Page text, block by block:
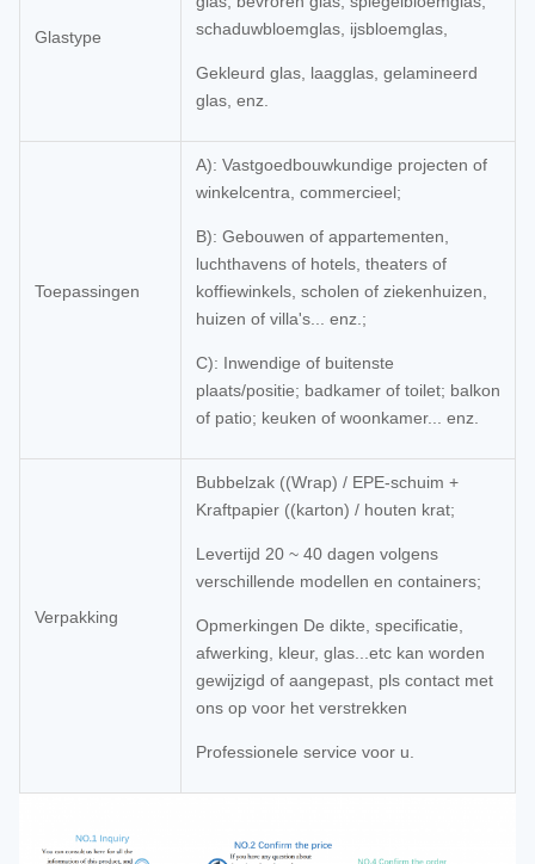
Glastype
schaduwbloemglas, ijsbloemglas,
Gekleurd glas, laagglas, gelamineerd
glas, enz.
Toepassingen
A): Vastgoedbouwkundige projecten of
winkelcentra, commercieel;
B): Gebouwen of appartementen,
luchthavens of hotels, theaters of
koffiewinkels, scholen of ziekenhuizen,
huizen of villa's... enz.;
C): Inwendige of buitenste
plaats/positie; badkamer of toilet; balkon
of patio; keuken of woonkamer... enz.
Verpakking
Bubbelzak ((Wrap) / EPE-schuim +
Kraftpapier ((karton) / houten krat;
Levertijd 20 ~ 40 dagen volgens
verschillende modellen en containers;
Opmerkingen De dikte, specificatie,
afwerking, kleur, glas...etc kan worden
gewijzigd of aangepast, pls contact met
ons op voor het verstrekken
Professionele service voor u.